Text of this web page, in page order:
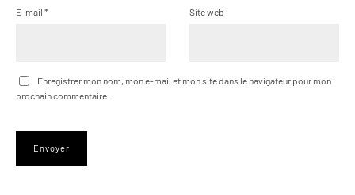
E-mail * Site web
Enregistrer mon nom, mon e-mail et mon site dans le navigateur pour mon
prochain commentaire.